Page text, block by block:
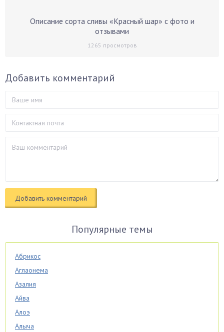
Описание сорта сливы «Красный шар» с фото и
отзывами
1265 просмотров
Добавить комментарий
Популярные темы
Абрикос
Аглаонема
Азалия
Айва
Алоэ
Алыча